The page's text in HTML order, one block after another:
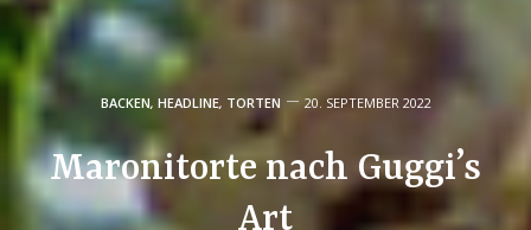
BACKEN, HEADLINE, TORTEN 20. SEPTEMBER 2022
Maronitorte nach Guggi’s
Art